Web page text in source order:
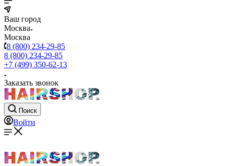
Ваш город
Москва
Москва
8 (800) 234-29-85
8 (800) 234-29-85
+7 (499) 350-62-13
Заказать звонок
Поиск
Войти